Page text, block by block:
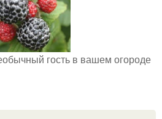
гость в вашем огороде